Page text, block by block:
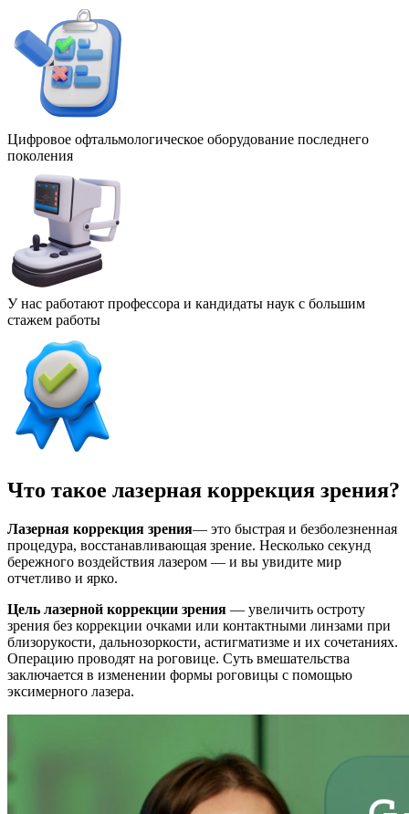
Цифровое офтальмологическое оборудование последнего
поколения
У нас работают профессора и кандидаты наук с большим
стажем работы
Что такое лазерная коррекция зрения?
Лазерная коррекция зрения— это быстрая и безболезненная
процедура, восстанавливающая зрение. Несколько секунд
бережного воздействия лазером — и вы увидите мир
отчетливо и ярко.
Цель лазерной коррекции зрения — увеличить остроту
зрения без коррекции очками или контактными линзами при
близорукости, дальнозоркости, астигматизме и их сочетаниях.
Операцию проводят на роговице. Суть вмешательства
заключается в изменении формы роговицы с помощью
эксимерного лазера.